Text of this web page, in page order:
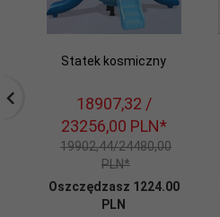
Statek kosmiczny
18907,32 /
23256,00 PLN*
19902,44/24480,00
PLN*
Oszczędzasz 1224.00
PLN